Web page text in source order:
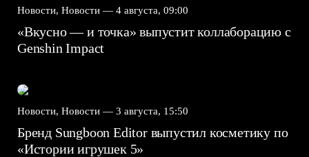
Новости, Новости — 4 августа, 09:00
«Вкусно — и точка» выпустит коллаборацию с
Genshin Impact⁠⁠
Новости, Новости — 3 августа, 15:50
Бренд Sungboon Editor выпустил косметику по
«Истории игрушек 5»